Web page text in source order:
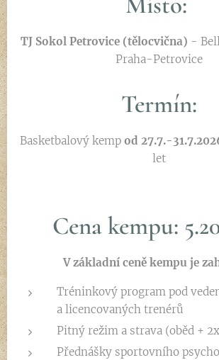
TJ Sokol Petrovice (tělocvična) -
Praha-Petrovice
Termín:
Basketbalový kemp od 27.7.-
let
Cena kempu:
V základní ceně kempu je
Tréninkový program pod
a licencovaných trenérů
Pitný režim a strava (oběd +
Přednášky sportovního